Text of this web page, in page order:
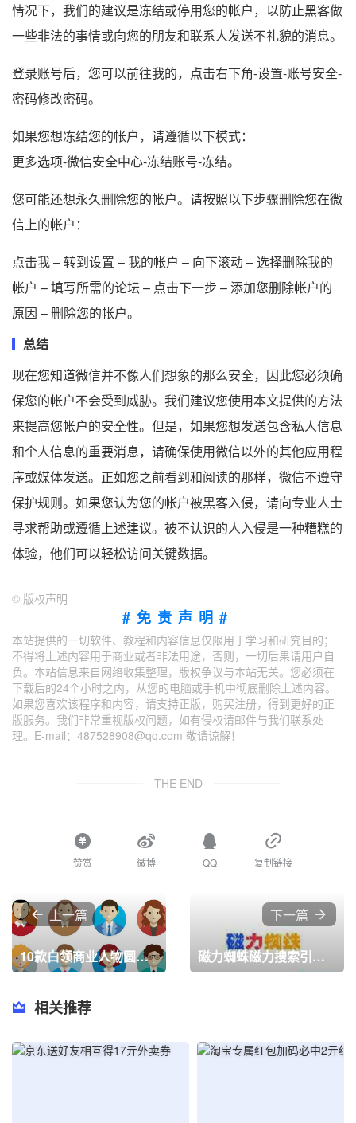
情况下，我们的建议是冻结或停用您的帐户，以防止黑客做
一些非法的事情或向您的朋友和联系人发送不礼貌的消息。
登录账号后，您可以前往我的，点击右下角-设置-账号安全-
密码修改密码。
如果您想冻结您的帐户，请遵循以下模式：
更多选项-微信安全中心-冻结账号-冻结。
您可能还想永久删除您的帐户。请按照以下步骤删除您在微
信上的帐户：
点击我 – 转到设置 – 我的帐户 – 向下滚动 – 选择删除我的
帐户 – 填写所需的论坛 – 点击下一步 – 添加您删除帐户的
原因 – 删除您的帐户。
总结
现在您知道微信并不像人们想象的那么安全，因此您必须确
保您的帐户不会受到威胁。我们建议您使用本文提供的方法
来提高您帐户的安全性。但是，如果您想发送包含私人信息
和个人信息的重要消息，请确保使用微信以外的其他应用程
序或媒体发送。正如您之前看到和阅读的那样，微信不遵守
保护规则。如果您认为您的帐户被黑客入侵，请向专业人士
寻求帮助或遵循上述建议。被不认识的人入侵是一种糟糕的
体验，他们可以轻松访问关键数据。
© 版权声明
#免责声明#
本站提供的一切软件、教程和内容信息仅限用于学习和研究目的；
不得将上述内容用于商业或者非法用途，否则，一切后果请用户自
负。本站信息来自网络收集整理，版权争议与本站无关。您必须在
下载后的24个小时之内，从您的电脑或手机中彻底删除上述内容。
如果您喜欢该程序和内容，请支持正版，购买注册，得到更好的正
版服务。我们非常重视版权问题，如有侵权请邮件与我们联系处
理。E-mail：487528908@qq.com 敬请谅解！
THE END
赞赏 微博 QQ 复制链接
上一篇
10款白领商业人物圆形头像PNG图标
下一篇
磁力蜘蛛磁力搜索引擎最新版下载,磁力蜘蛛磁力搜索引擎免费版下载v1.0
相关推荐